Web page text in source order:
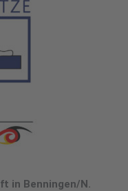
in Benningen/N.